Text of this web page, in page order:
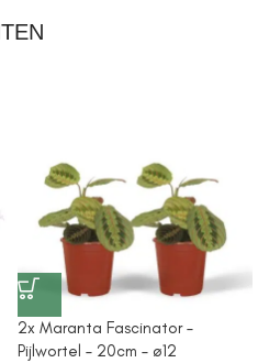
2x Maranta Fascinator –
Pijlwortel – 20cm – ø12